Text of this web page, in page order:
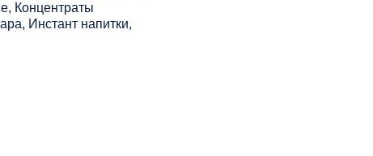
Концентраты
Инстант напитки,